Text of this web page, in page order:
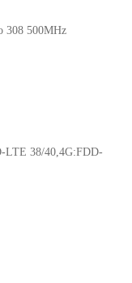
308 500MHz
LTE 38/40,4G:FDD-